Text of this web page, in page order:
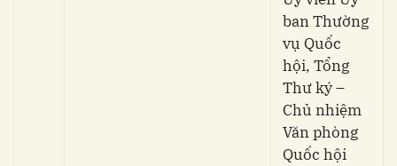
ban Thường
vụ Quốc
hội, Tổng
Thư ký –
Chủ nhiệm
Văn phòng
Quốc hội